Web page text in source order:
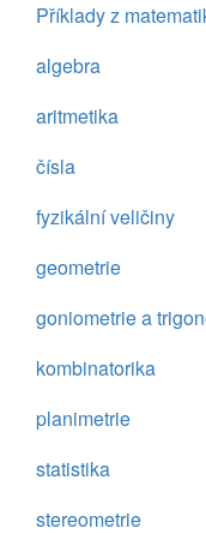
Příklady z
algebra
aritmetika
čísla
fyzikální veličiny
geometrie
goniometrie a
kombinatorika
planimetrie
statistika
stereometrie